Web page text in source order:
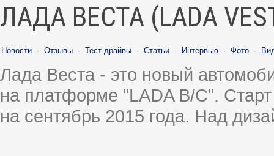
ЛАДА ВЕСТА (LADA
Новости · Отзывы · Тест-драйвы · Статьи · Интервью · Фото ·
Лада Веста - это новый
на платформе "LADA B/C".
на сентябрь 2015 года. Над